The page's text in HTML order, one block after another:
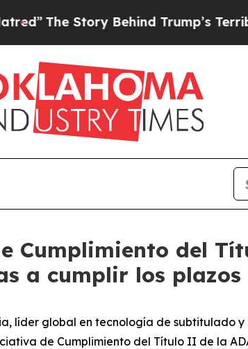
Story Behind Trump’s Terrible
Cumplimiento del
a cumplir los plazos
líder global en tecnología de
de Cumplimiento del Título II de la